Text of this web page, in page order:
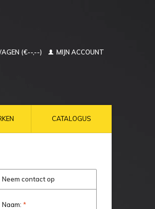
(€--,--) MIJN ACCOUNT
CATALOGUS
Neem contact op
Naam: *